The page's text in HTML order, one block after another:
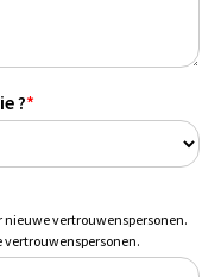
?*
nieuwe vertrouwenspersonen.
vertrouwenspersonen.